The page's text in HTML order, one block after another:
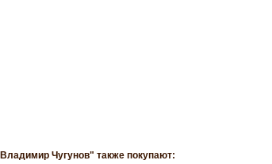
Чугунов" также покупают: